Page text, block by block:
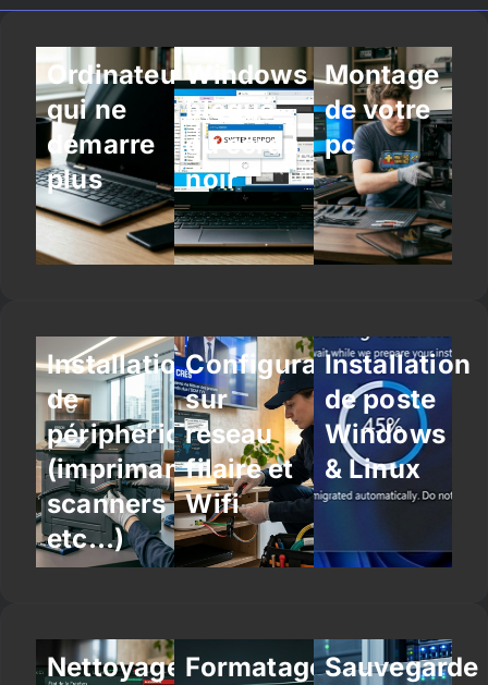
Ordinateur
qui ne
démarre
plus
Windows
bloqué
ou écran
noir
Montage
de votre
pc
Installation
de
périphériques
(imprimantes,
scanners
etc…)
Configuration
sur
réseau
filaire et
Wifi
Installation
de poste
Windows
& Linux
Nettoyage FormatageSauvegarde